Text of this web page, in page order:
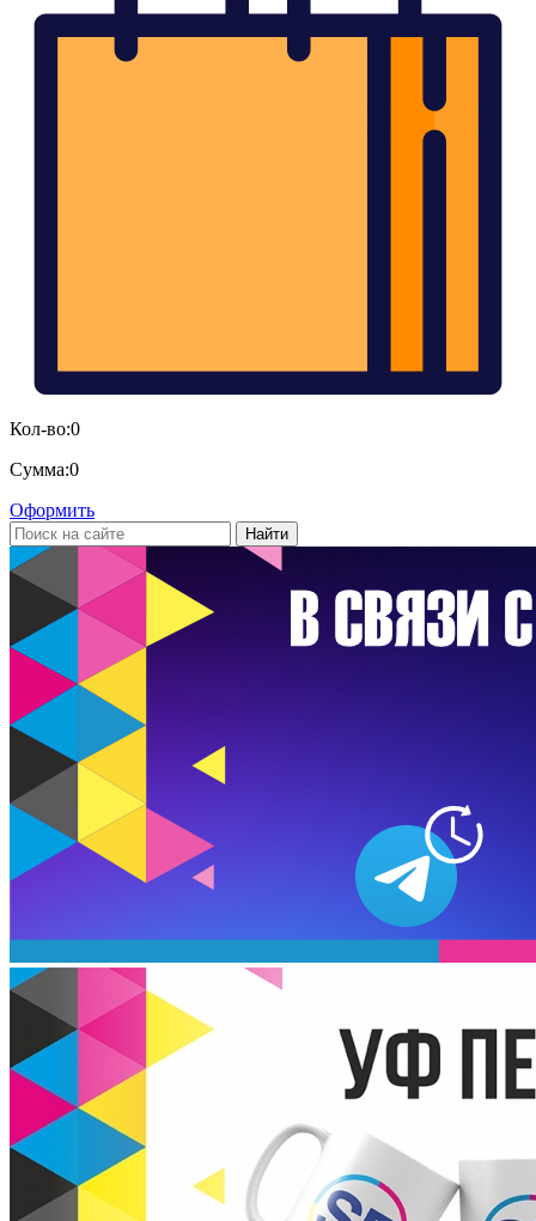
Кол-во:0
Сумма:0
Оформить
Найти